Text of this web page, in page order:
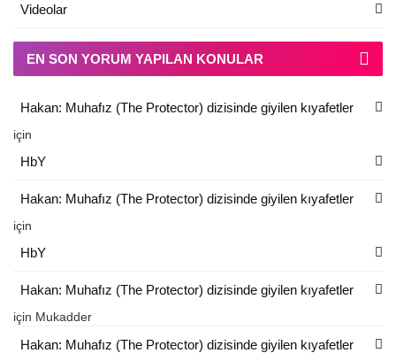
Videolar
EN SON YORUM YAPILAN KONULAR
Hakan: Muhafız (The Protector) dizisinde giyilen kıyafetler
için
HbY
Hakan: Muhafız (The Protector) dizisinde giyilen kıyafetler
için
HbY
Hakan: Muhafız (The Protector) dizisinde giyilen kıyafetler
için Mukadder
Hakan: Muhafız (The Protector) dizisinde giyilen kıyafetler